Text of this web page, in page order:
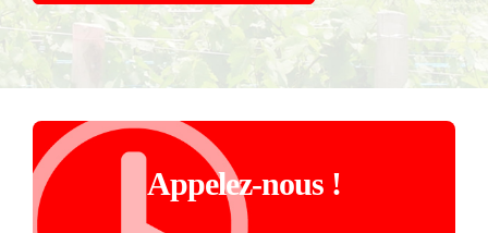
STORE
PIÈCES DÉTACHÉES
Appelez-nous !